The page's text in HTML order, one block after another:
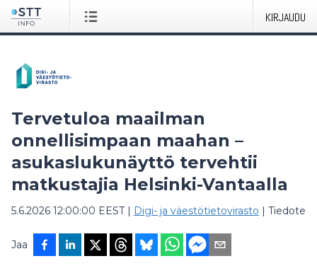
KIRJAUDU
Tervetuloa maailman
onnellisimpaan maahan –
asukaslukunäyttö tervehtii
matkustajia Helsinki-Vantaalla
5.6.2026 12:00:00 EEST| Digi- ja väestötietovirasto | Tiedote
Jaa